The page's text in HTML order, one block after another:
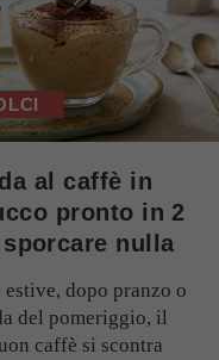
al caffè in
pronto in 2
nulla
dopo pranzo o
del pomeriggio, il
caffè si scontra